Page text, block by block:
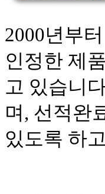
2000년부
인정한 제
고 있습니
며, 선적완
있도록 하